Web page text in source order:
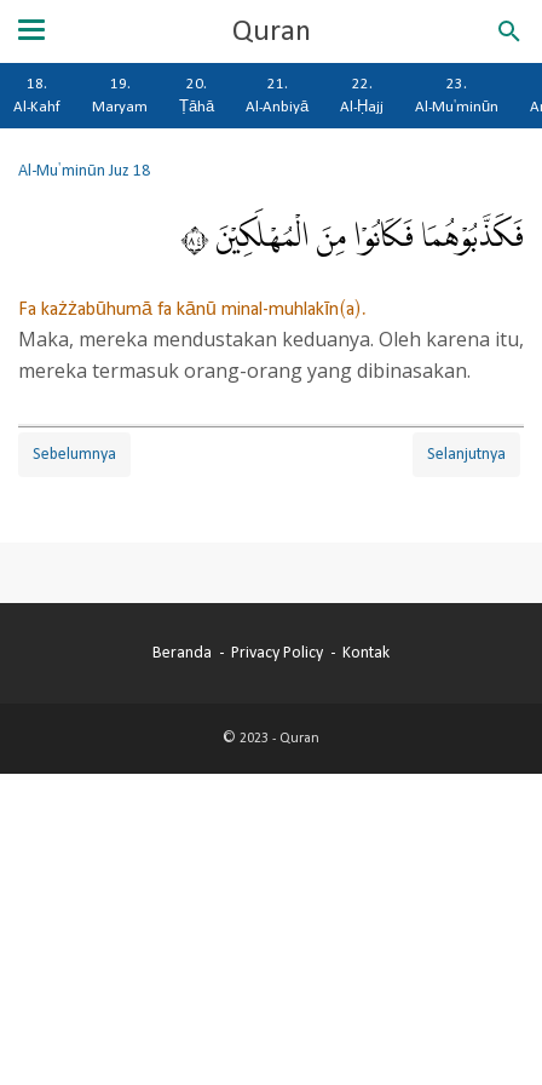
Quran
18.
Al-Kahf
19.
Maryam
20.
Ṭāhā
21.
Al-Anbiyā
22.
Al-Ḥajj
23.
Al-Mu'minūn
Al-Mu'minūnJuz 18
فَكَذَّبُوْهُمَا فَكَانُوْا مِنَ الْمُهْلَكِيْنَ ٤٨
Fa każżabūhumā fa kānū minal-muhlakīn(a).
Maka, mereka mendustakan keduanya. Oleh karena itu,
mereka termasuk orang-orang yang dibinasakan.
Sebelumnya Selanjutnya
Beranda Privacy Policy Kontak
© 2023 - Quran